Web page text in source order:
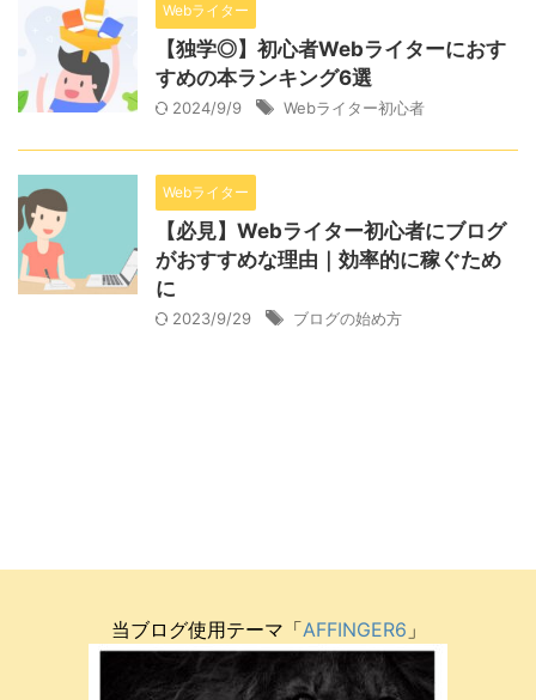
Webライター
【独学◎】初心者Webライターにおす
すめの本ランキング6選
2024/9/9 Webライター初心者
Webライター
【必見】Webライター初心者にブログ
がおすすめな理由｜効率的に稼ぐため
に
2023/9/29 ブログの始め方
当ブログ使用テーマ「AFFINGER6 」